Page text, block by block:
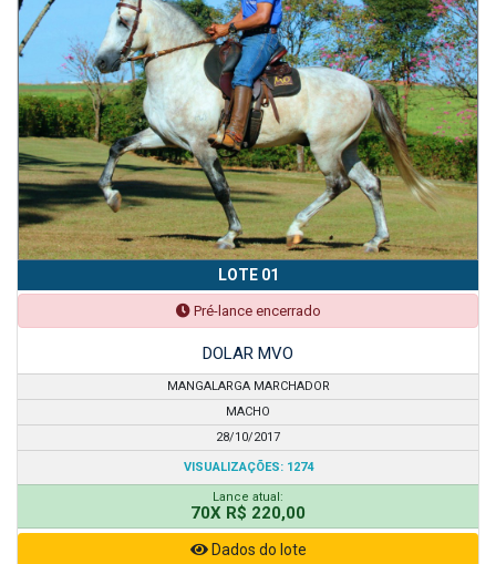
LOTE 01
Pré-lance encerrado
DOLAR MVO
MANGALARGA MARCHADOR
MACHO
28/10/2017
VISUALIZAÇÕES: 1274
Lance atual:
70X R$ 220,00
Dados do lote